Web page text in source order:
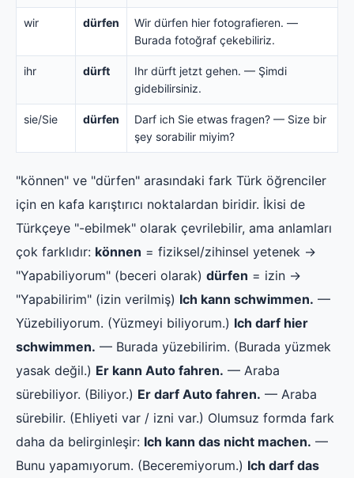
wir dürfen
Wir dürfen hier fotografieren. —
Burada fotoğraf çekebiliriz.
ihr dürft
Ihr dürft jetzt gehen. — Şimdi
gidebilirsiniz.
sie/Sie dürfen
Darf ich Sie etwas fragen? — Size bir
şey sorabilir miyim?
"können" ve "dürfen" arasındaki fark Türk öğrenciler
için en kafa karıştırıcı noktalardan biridir. İkisi de
Türkçeye "-ebilmek" olarak çevrilebilir, ama anlamları
çok farklıdır: können = fiziksel/zihinsel yetenek →
"Yapabiliyorum" (beceri olarak) dürfen = izin →
"Yapabilirim" (izin verilmiş) Ich kann schwimmen. —
Yüzebiliyorum. (Yüzmeyi biliyorum.) Ich darf hier
schwimmen. — Burada yüzebilirim. (Burada yüzmek
yasak değil.) Er kann Auto fahren. — Araba
sürebiliyor. (Biliyor.) Er darf Auto fahren. — Araba
sürebilir. (Ehliyeti var / izni var.) Olumsuz formda fark
daha da belirginleşir: Ich kann das nicht machen. —
Bunu yapamıyorum. (Beceremiyorum.) Ich darf das